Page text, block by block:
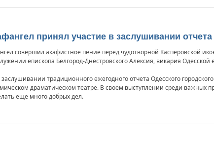
принял участие в заслушивании
совершил акафистное пение перед чудотворной Касперовской
епископа Белгород-Днестровского Алексия, викария Одесской
традиционного ежегодного отчета Одесского
драматическом театре. В своем выступлении среди важных
еще много добрых дел.